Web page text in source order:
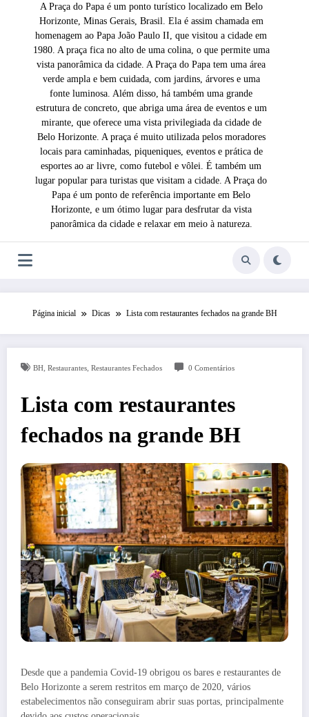
A Praça do Papa é um ponto turístico localizado em Belo
Horizonte, Minas Gerais, Brasil. Ela é assim chamada em
homenagem ao Papa João Paulo II, que visitou a cidade em
1980. A praça fica no alto de uma colina, o que permite uma
vista panorâmica da cidade. A Praça do Papa tem uma área
verde ampla e bem cuidada, com jardins, árvores e uma
fonte luminosa. Além disso, há também uma grande
estrutura de concreto, que abriga uma área de eventos e um
mirante, que oferece uma vista privilegiada da cidade de
Belo Horizonte. A praça é muito utilizada pelos moradores
locais para caminhadas, piqueniques, eventos e prática de
esportes ao ar livre, como futebol e vôlei. É também um
lugar popular para turistas que visitam a cidade. A Praça do
Papa é um ponto de referência importante em Belo
Horizonte, e um ótimo lugar para desfrutar da vista
panorâmica da cidade e relaxar em meio à natureza.
Página inicial Dicas Lista com restaurantes fechados na grande BH
BH, Restaurantes, Restaurantes Fechados 0 Comentários
Lista com restaurantes
fechados na grande BH
Desde que a pandemia Covid-19 obrigou os bares e restaurantes de
Belo Horizonte a serem restritos em março de 2020, vários
estabelecimentos não conseguiram abrir suas portas, principalmente